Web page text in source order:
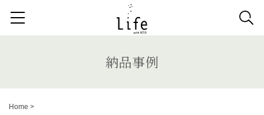
検索する記事の種類：
納品事例 News
納品事例
Home >